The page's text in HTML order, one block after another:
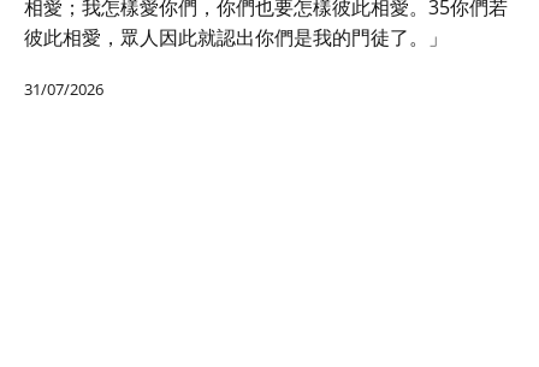
相愛；我怎樣愛你們，你們也要怎樣彼此相愛。35你們若
彼此相愛，眾人因此就認出你們是我的門徒了。」
31/07/2026